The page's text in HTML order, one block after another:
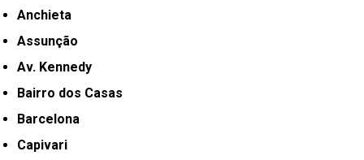
Anchieta
Assunção
Av. Kennedy
Bairro dos Casas
Barcelona
Capivari